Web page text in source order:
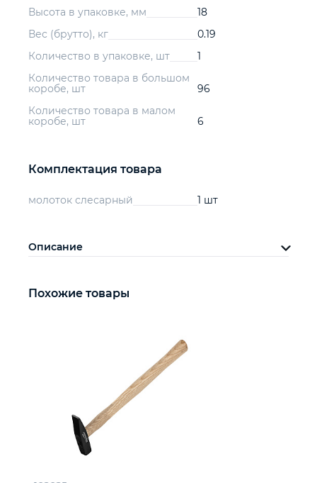
Высота в упаковке, мм
18
Вес (брутто), кг
0.19
Количество в упаковке, шт
1
Количество товара в большом
коробе, шт
96
Количество товара в малом
коробе, шт
6
Комплектация товара
молоток слесарный 1 шт
Описание
Похожие товары